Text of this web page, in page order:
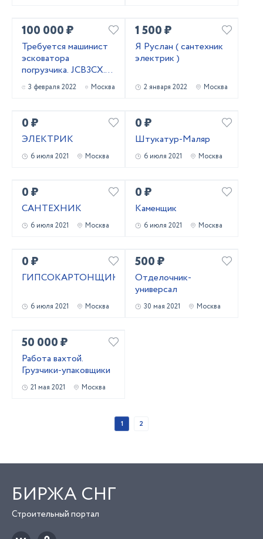
100 000 ₽
Требуется машинист
эсковатора
погрузчика. JCB3CX.
Зарплата. 100000₽
3 февраля 2022 Москва
1 500 ₽
Я Руслан ( сантехник
электрик )
2 января 2022 Москва
0 ₽
ЭЛЕКТРИК
6 июля 2021 Москва
0 ₽
Штукатур-Маляр
6 июля 2021 Москва
0 ₽
САНТЕХНИК
6 июля 2021 Москва
0 ₽
Каменщик
6 июля 2021 Москва
0 ₽
ГИПСОКАРТОНЩИК
6 июля 2021 Москва
500 ₽
Отделочник-
универсал
30 мая 2021 Москва
50 000 ₽
Работа вахтой.
Грузчики-упаковщики
21 мая 2021 Москва
1 2
БИРЖА СНГ
Строительный портал